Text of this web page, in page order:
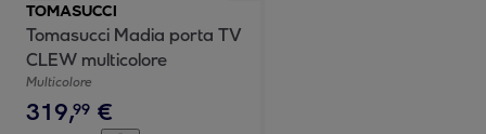
TOMASUCCI
Tomasucci Madia porta TV
CLEW multicolore
Multicolore
319,99 €